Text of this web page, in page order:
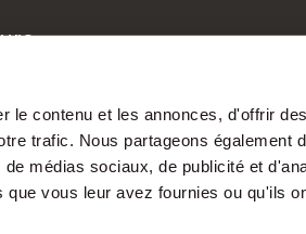
le contenu et les annonces, d'offrir
trafic. Nous partageons également
médias sociaux, de publicité et
vous leur avez fournies ou qu'ils